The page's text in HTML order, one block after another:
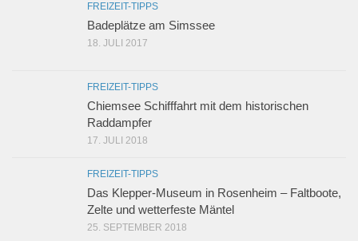
FREIZEIT-TIPPS
Badeplätze am Simssee
18. JULI 2017
FREIZEIT-TIPPS
Chiemsee Schifffahrt mit dem historischen
Raddampfer
17. JULI 2018
FREIZEIT-TIPPS
Das Klepper-Museum in Rosenheim – Faltboote,
Zelte und wetterfeste Mäntel
25. SEPTEMBER 2018